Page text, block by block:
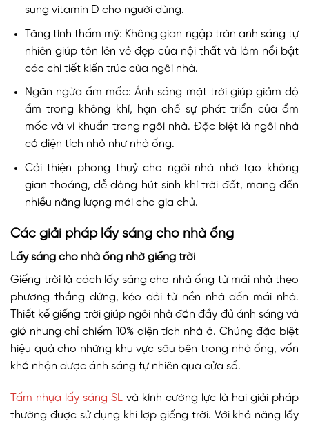
sung vitamin D cho người dùng.
Tăng tính thẩm mỹ: Không gian ngập tràn anh sáng tự
nhiên giúp tôn lên vẻ đẹp của nội thất và làm nổi bật
các chi tiết kiến trúc của ngôi nhà.
Ngăn ngừa ẩm mốc: Ánh sáng mặt trời giúp giảm độ
ẩm trong không khí, hạn chế sự phát triển của ẩm
mốc và vi khuẩn trong ngôi nhà. Đặc biệt là ngôi nhà
có diện tích nhỏ như nhà ống.
Cải thiện phong thuỷ cho ngôi nhà nhờ tạo không
gian thoáng, dễ dàng hút sinh khí trời đất, mang đến
nhiều năng lượng mới cho gia chủ.
Các giải pháp lấy sáng cho nhà ống
Lấy sáng cho nhà ống nhờ giếng trời
Giếng trời là cách lấy sáng cho nhà ống từ mái nhà theo
phương thẳng đứng, kéo dài từ nền nhà đến mái nhà.
Thiết kế giếng trời giúp ngôi nhà đón đầy đủ ánh sáng và
gió nhưng chỉ chiếm 10% diện tích nhà ở. Chúng đặc biệt
hiệu quả cho những khu vực sâu bên trong nhà ống, vốn
khó nhận được ánh sáng tự nhiên qua cửa sổ.
Tấm nhựa lấy sáng SL và kính cường lực là hai giải pháp
thường được sử dụng khi lợp giếng trời. Với khả năng lấy